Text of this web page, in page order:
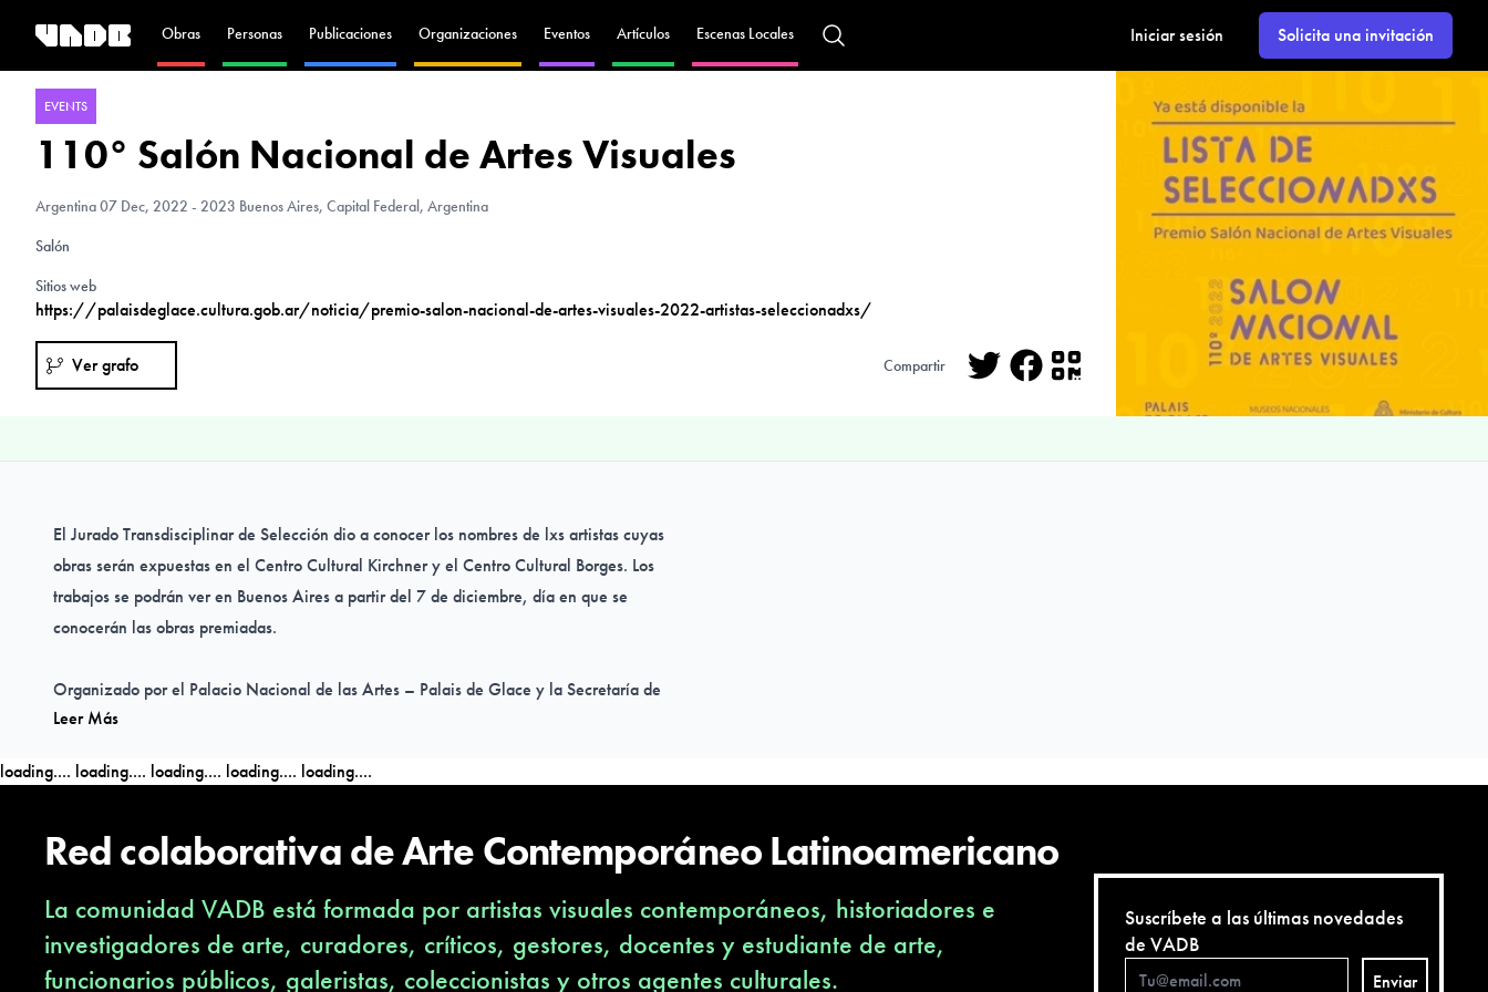
Obras Personas Publicaciones Organizaciones Eventos Artículos Escenas Locales Iniciar sesión Solicita una invitación
EVENTS
110° Salón Nacional de Artes Visuales
Argentina07 Dec, 2022 - 2023 Buenos Aires, Capital Federal, Argentina
Salón
Sitios web
https://palaisdeglace.cultura.gob.ar/noticia/premio-salon-nacional-de-artes-visuales-2022-artistas-seleccionadxs/
Ver grafo Compartir
El Jurado Transdisciplinar de Selección dio a conocer los nombres de lxs artistas cuyas
obras serán expuestas en el Centro Cultural Kirchner y el Centro Cultural Borges. Los
trabajos se podrán ver en Buenos Aires a partir del 7 de diciembre, día en que se
conocerán las obras premiadas.
Organizado por el Palacio Nacional de las Artes – Palais de Glace y laSecretaría de
Patrimonio Cultural del Ministerio de Cultura
y travestis-trans en todas las etapas del certamen. “Con relación a la implementación del
cupo de 5% de participación de personas no binarias y travestis-trans, se superó
ampliamente dicho porcentaje, ya que se alcanzó un 8,7%. En números absolutos, de un
total de 252 personas seleccionadas, 22 son travestis-trans y no binarias. Es un
acontecimiento extraordinario, superó con creces nuestras expectativas. Tanto este cupo,
Leer Más
loading.... loading.... loading.... loading.... loading....
Red colaborativa de Arte Contemporáneo Latinoamericano
La comunidad VADB está formada por artistas visuales contemporáneos, historiadores e
investigadores de arte, curadores, críticos, gestores, docentes y estudiante de arte,
funcionarios públicos, galeristas, coleccionistas y otros agentes culturales.
Suscríbete a las últimas novedades
de VADB
Enviar